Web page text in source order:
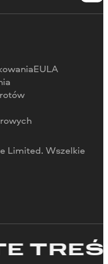
Limited. Wszelkie
EULA